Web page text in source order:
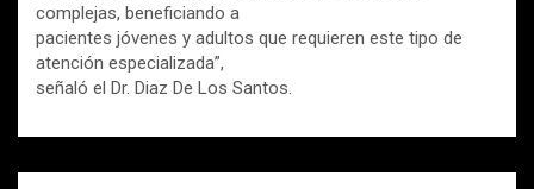
complejas, beneficiando a
pacientes jóvenes y adultos que requieren este tipo de
atención especializada”,
señaló el Dr. Diaz De Los Santos.